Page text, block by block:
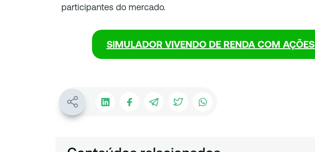
participantes do mercado.
SIMULADOR VIVENDO DE RENDA COM AÇÕES